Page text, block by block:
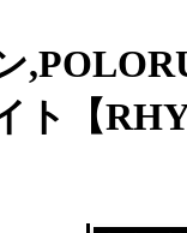
ト【